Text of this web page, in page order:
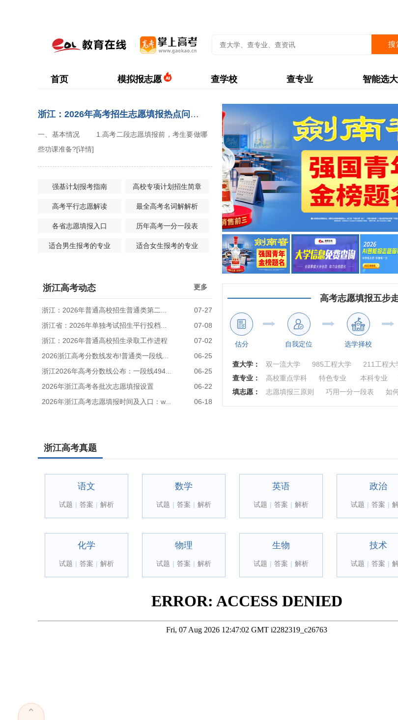
搜
首页 模拟报志愿 查学校 查专业 智能选
浙江：2026年高考招生志愿填报热点问答(二段更新版)
一、基本情况 1.高考二段志愿填报前，考生要做哪
些功课准备?[详情]
强基计划报考指南 高校专项计划招生简章
高考平行志愿解读 最全高考名词解解析
各省志愿填报入口 历年高考一分一段表
适合男生报考的专业 适合女生报考的专业
浙江高考动态 更多
浙江：2026年普通高校招生普通类第二...
07-27
浙江省：2026年单独考试招生平行投档...
07-08
浙江：2026年普通高校招生录取工作进程
07-02
2026浙江高考分数线发布!普通类一段线...
06-25
浙江2026年高考分数线公布：一段线494...
06-25
2026年浙江高考各批次志愿填报设置
06-22
2026年浙江高考志愿填报时间及入口：w...
06-18
高考志愿填报五步
估分 自我定位 选学择校
查大学： 双一流大学 985工程大学 211工程大
查专业：
高校重点学科 特色专业 本科专业
填志愿：
志愿填报三原则 巧用一分一段表 如
浙江高考真题
语文
试题 | 答案 | 解析
数学
试题 | 答案 | 解析
英语
试题 | 答案 | 解析
政治
试题 | 答案 |
化学
试题 | 答案 | 解析
物理
试题 | 答案 | 解析
生物
试题 | 答案 | 解析
技术
试题 | 答案 |